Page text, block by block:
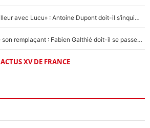
«Le XV de France est meilleur avec Lucu» : Antoine Dupont doit-il s’inquiéter pour sa place ?
Le XV de France a trouvé son remplaçant : Fabien Galthié doit-il se passer d'Antoine Dupont ?
ACTUS XV DE FRANCE